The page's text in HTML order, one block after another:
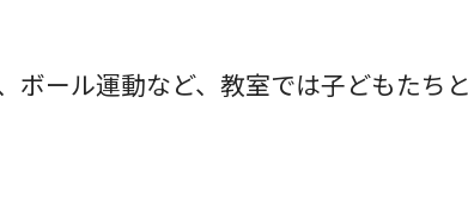
ボール運動など、教室では子どもたち